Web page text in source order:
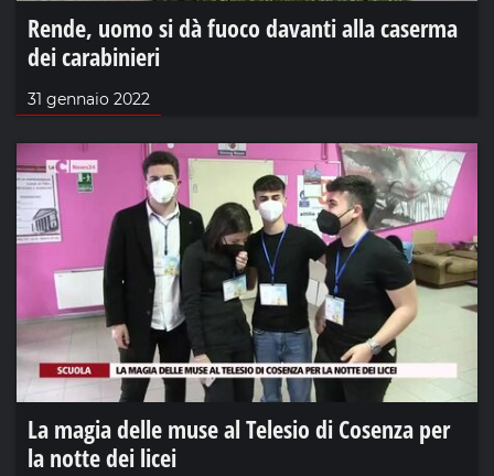
Rende, uomo si dà fuoco davanti alla caserma
dei carabinieri
31 gennaio 2022
La magia delle muse al Telesio di Cosenza per
la notte dei licei